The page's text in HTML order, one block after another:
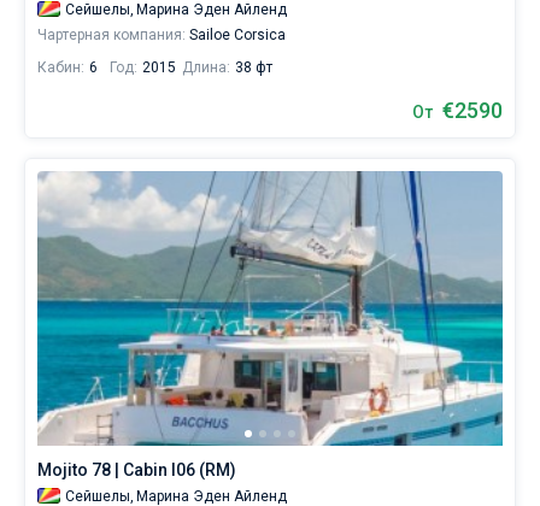
как
для
спокойного
яхтсменов,
которые
представляют
жизни
без
паруса.
Ближайшие
регионы
для
яхтинга:
Виктория
Сейшелы, Марина Эден Айленд
Чартерная компания: Sailoe Corsica
Кабин: 6 Год: 2015 Длина: 38 фт
От €2590
Mojito 78 | Cabin I06 (RM)
Сейшелы, Марина Эден Айленд